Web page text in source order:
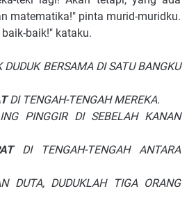
matematika!" pinta murid-muridku.
baik!" kataku.
BERSAMA DI SATU BANGKU
DI TENGAH-TENGAH MEREKA.
PINGGIR DI SEBELAH KANAN
DI TENGAH-TENGAH ANTARA
DUTA, DUDUKLAH TIGA ORANG